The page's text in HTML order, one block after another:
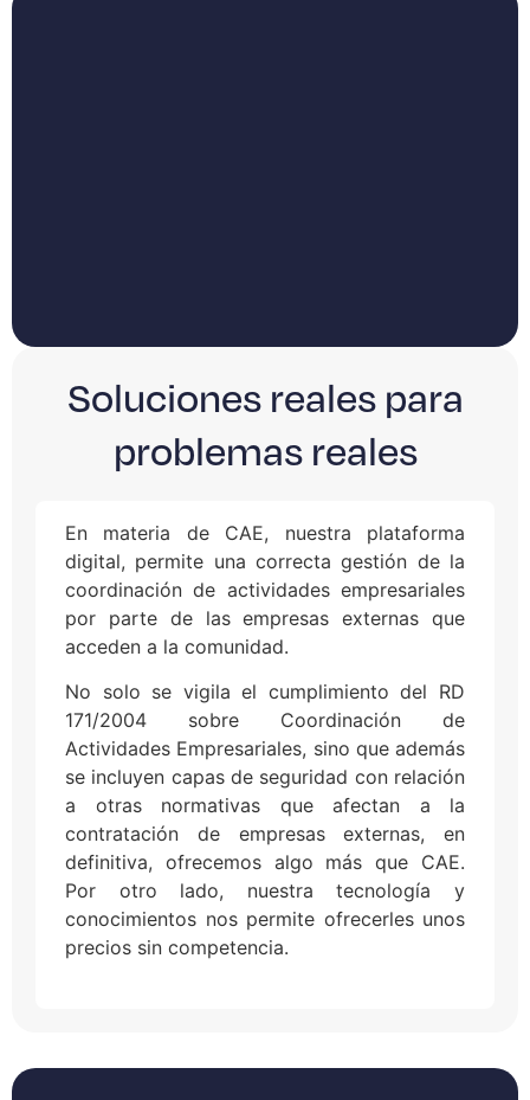
Soluciones reales para
problemas reales
En materia de CAE, nuestra plataforma
digital, permite una correcta gestión de la
coordinación de actividades empresariales
por parte de las empresas externas que
acceden a la comunidad.
No solo se vigila el cumplimiento del RD
171/2004 sobre Coordinación de
Actividades Empresariales, sino que además
se incluyen capas de seguridad con relación
a otras normativas que afectan a la
contratación de empresas externas, en
definitiva, ofrecemos algo más que CAE.
Por otro lado, nuestra tecnología y
conocimientos nos permite ofrecerles unos
precios sin competencia.